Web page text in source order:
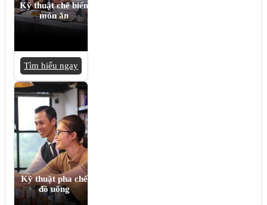
Kỹ thuật chế biến
món ăn
Tìm hiểu ngay
Kỹ thuật pha chế
đồ uống